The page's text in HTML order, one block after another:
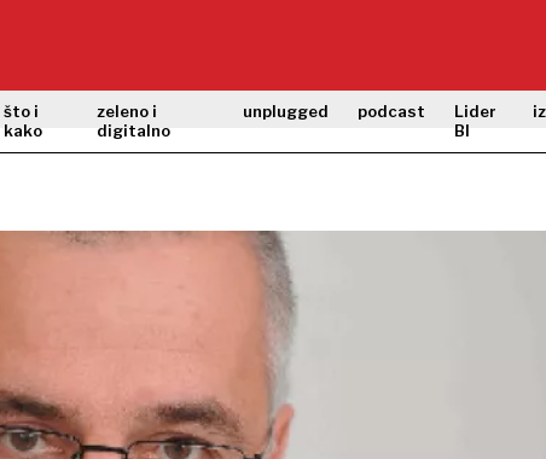
što i
kako
zeleno i
digitalno
unplugged podcast
Lider
BI